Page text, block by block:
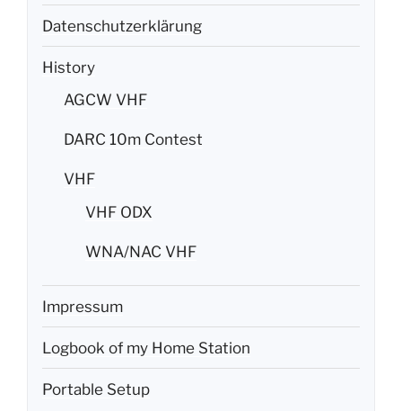
Datenschutzerklärung
History
AGCW VHF
DARC 10m Contest
VHF
VHF ODX
WNA/NAC VHF
Impressum
Logbook of my Home Station
Portable Setup